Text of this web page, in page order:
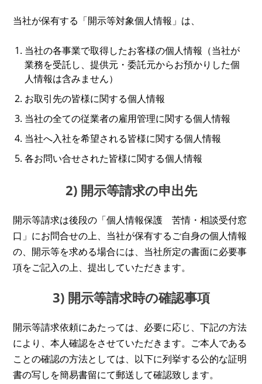
当社が保有する「開示等対象個人情報」は、
当社の各事業で取得したお客様の個人情報（当社が
業務を受託し、提供元・委託元からお預かりした個
人情報は含みません）
お取引先の皆様に関する個人情報
当社の全ての従業者の雇用管理に関する個人情報
当社へ入社を希望される皆様に関する個人情報
各お問い合せされた皆様に関する個人情報
2) 開示等請求の申出先
開示等請求は後段の「個人情報保護 苦情・相談受付窓
口」にお問合せの上、当社が保有するご自身の個人情報
の、開示等を求める場合には、当社所定の書面に必要事
項をご記入の上、提出していただきます。
3) 開示等請求時の確認事項
開示等請求依頼にあたっては、必要に応じ、下記の方法
により、本人確認をさせていただきます。ご本人である
ことの確認の方法としては、以下に列挙する公的な証明
書の写しを簡易書留にて郵送して確認致します。